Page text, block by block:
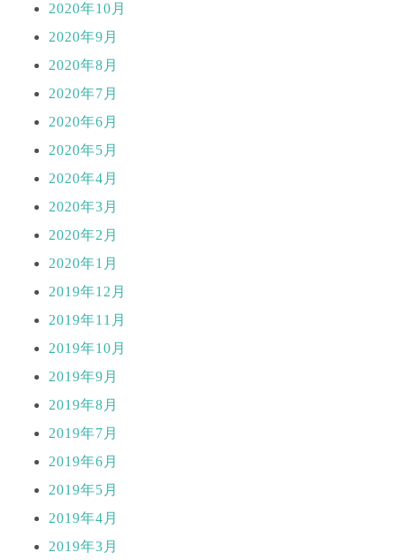
2020年10月
2020年9月
2020年8月
2020年7月
2020年6月
2020年5月
2020年4月
2020年3月
2020年2月
2020年1月
2019年12月
2019年11月
2019年10月
2019年9月
2019年8月
2019年7月
2019年6月
2019年5月
2019年4月
2019年3月